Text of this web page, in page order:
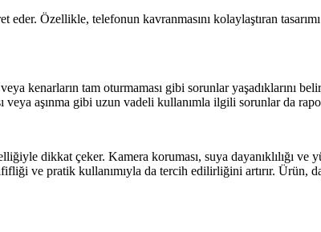
Özellikle, telefonun kavranmasını kolaylaştıran
kenarların tam oturmaması gibi sorunlar yaşadıklarını
aşınma gibi uzun vadeli kullanımla ilgili sorunlar da
dikkat çeker. Kamera koruması, suya dayanıklılığı ve
ve pratik kullanımıyla da tercih edilirliğini artırır. Ürün,